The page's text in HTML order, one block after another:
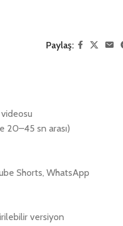
Paylaş:
20–45 sn arası)
Shorts, WhatsApp
versiyon